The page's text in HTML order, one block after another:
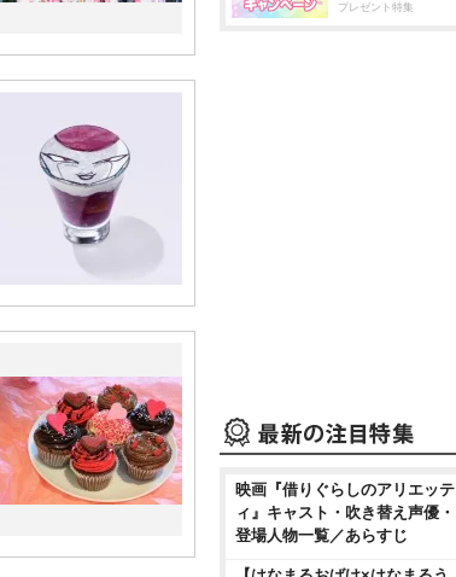
プレゼント特集
映画『借りぐらしのアリエッテ
ィ』キャスト・吹き替え声優・
登場人物一覧／あらすじ